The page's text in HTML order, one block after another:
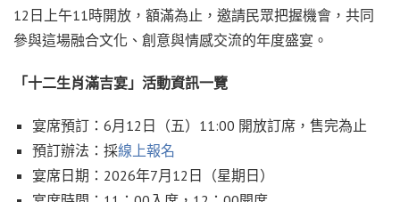
12日上午11時開放，額滿為止，邀請民眾把握機會，共同
參與這場融合文化、創意與情感交流的年度盛宴。
「十二生肖滿吉宴」活動資訊一覽
宴席預訂：6月12日（五）11:00 開放訂席，售完為止
預訂辦法：採線上報名
宴席日期：2026年7月12日（星期日）